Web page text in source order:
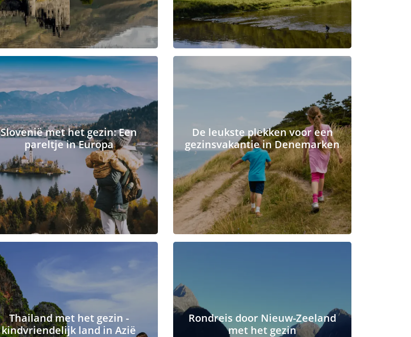
Slovenië met het gezin: Een
pareltje in Europa
De leukste plekken voor een
gezinsvakantie in Denemarken
Thailand met het gezin -
kindvriendelijk land in Azië
Rondreis door Nieuw-Zeeland
met het gezin